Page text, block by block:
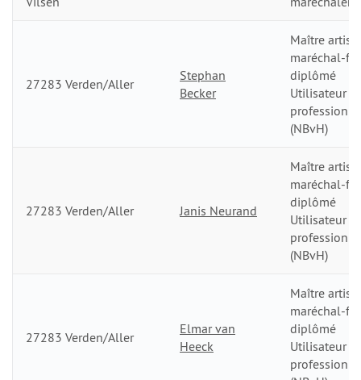
27283 Verden/Aller
Stephan
Becker
Maître
maréchal-
diplômé
Utilisateur
(NBvH)
27283 Verden/Aller Janis Neurand
Maître
maréchal-
diplômé
Utilisateur
(NBvH)
27283 Verden/Aller
Elmar van
Heeck
Maître
maréchal-
diplômé
Utilisateur